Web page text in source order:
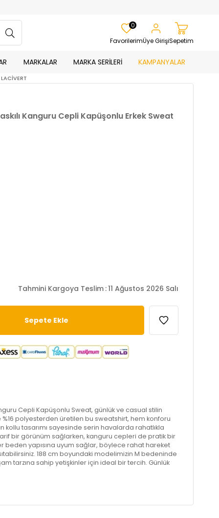
Favorilerim
0
Üye GirişiSepetim
MARKALAR MARKA SERİLERİ KAMPANYALAR
Kanguru Cepli Kapüşonlu Erkek Sweat
Tahmini Kargoya Teslim :11 Ağustos 2026 Salı
Cepli Kapüşonlu Sweat, günlük ve casual stilin
polyesterden üretilen bu sweatshirt, hem konforu
kollu tasarımı sayesinde serin havalarda rahatlıkla
bir görünüm sağlarken, kanguru cepleri de pratik bir
beden yapısına uyum sağlar, böylece rahat hareket
188 cm boyundaki modelimizin M bedeninde
tarzına sahip yetişkinler için ideal bir tercih. Günlük